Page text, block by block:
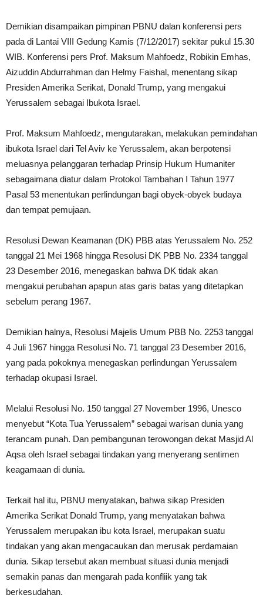
Demikian disampaikan pimpinan PBNU dalan konferensi pers
pada di Lantai VIII Gedung Kamis (7/12/2017) sekitar pukul 15.30
WIB. Konferensi pers Prof. Maksum Mahfoedz, Robikin Emhas,
Aizuddin Abdurrahman dan Helmy Faishal, menentang sikap
Presiden Amerika Serikat, Donald Trump, yang mengakui
Yerussalem sebagai Ibukota Israel.
Prof. Maksum Mahfoedz, mengutarakan, melakukan pemindahan
ibukota Israel dari Tel Aviv ke Yerussalem, akan berpotensi
meluasnya pelanggaran terhadap Prinsip Hukum Humaniter
sebagaimana diatur dalam Protokol Tambahan I Tahun 1977
Pasal 53 menentukan perlindungan bagi obyek-obyek budaya
dan tempat pemujaan.
Resolusi Dewan Keamanan (DK) PBB atas Yerussalem No. 252
tanggal 21 Mei 1968 hingga Resolusi DK PBB No. 2334 tanggal
23 Desember 2016, menegaskan bahwa DK tidak akan
mengakui perubahan apapun atas garis batas yang ditetapkan
sebelum perang 1967.
Demikian halnya, Resolusi Majelis Umum PBB No. 2253 tanggal
4 Juli 1967 hingga Resolusi No. 71 tanggal 23 Desember 2016,
yang pada pokoknya menegaskan perlindungan Yerussalem
terhadap okupasi Israel.
Melalui Resolusi No. 150 tanggal 27 November 1996, Unesco
menyebut “Kota Tua Yerussalem” sebagai warisan dunia yang
terancam punah. Dan pembangunan terowongan dekat Masjid Al
Aqsa oleh Israel sebagai tindakan yang menyerang sentimen
keagamaan di dunia.
Terkait hal itu, PBNU menyatakan, bahwa sikap Presiden
Amerika Serikat Donald Trump, yang menyatakan bahwa
Yerussalem merupakan ibu kota Israel, merupakan suatu
tindakan yang akan mengacaukan dan merusak perdamaian
dunia. Sikap tersebut akan membuat situasi dunia menjadi
semakin panas dan mengarah pada konfliik yang tak
berkesudahan.